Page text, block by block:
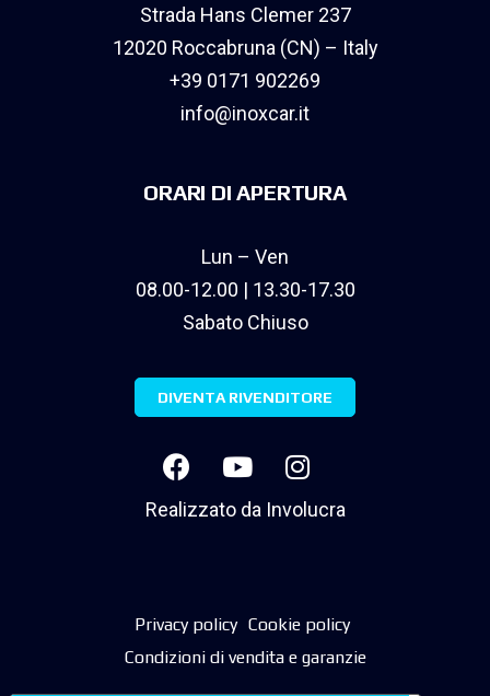
Strada Hans Clemer 237
12020 Roccabruna (CN) – Italy
+39 0171 902269
info@inoxcar.it
ORARI DI APERTURA
Lun – Ven
08.00-12.00 | 13.30-17.30
Sabato Chiuso
DIVENTA RIVENDITORE
Realizzato da Involucra
Privacy policy Cookie policy
Condizioni di vendita e garanzie